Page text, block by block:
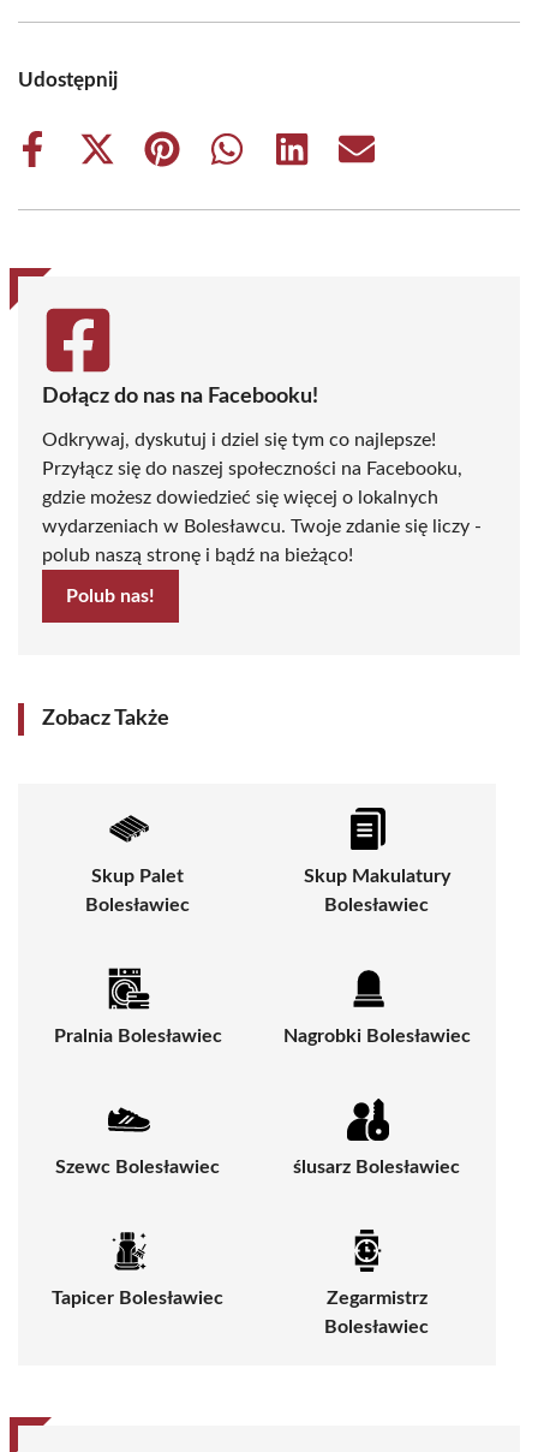
Udostępnij
Share
Share
(Twitter)
Share
Share
Share
Share
Dołącz do nas na Facebooku!
Odkrywaj, dyskutuj i dziel się tym co najlepsze!
Przyłącz się do naszej społeczności na Facebooku,
gdzie możesz dowiedzieć się więcej o lokalnych
wydarzeniach w Bolesławcu. Twoje zdanie się liczy -
polub naszą stronę i bądź na bieżąco!
Polub nas!
Zobacz Także
Skup Palet
Bolesławiec
Skup Makulatury
Bolesławiec
Pralnia Bolesławiec Nagrobki Bolesławiec
Szewc Bolesławiec ślusarz Bolesławiec
Tapicer Bolesławiec
Zegarmistrz
Bolesławiec